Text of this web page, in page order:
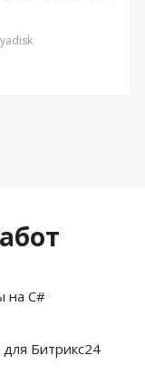
на C#
Битрикс24